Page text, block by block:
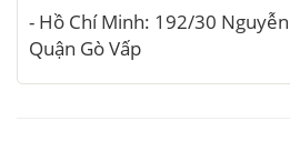
- Hồ Chí Minh: 192/30
Quận Gò Vấp